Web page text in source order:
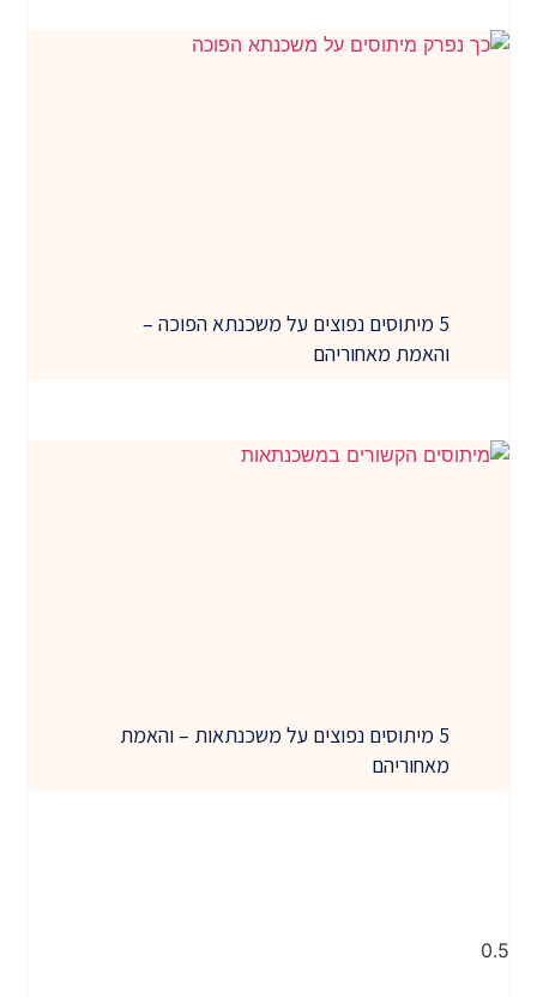
5 מיתוסים נפוצים על משכנתא הפוכה –
והאמת מאחוריהם
5 מיתוסים נפוצים על משכנתאות – והאמת
מאחוריהם